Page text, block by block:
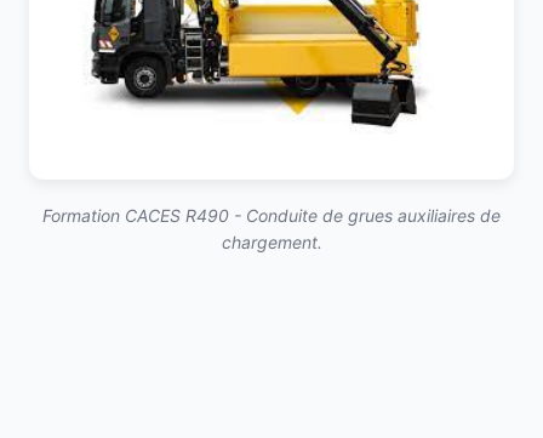
Formation CACES R490 - Conduite de grues auxiliaires de
chargement.